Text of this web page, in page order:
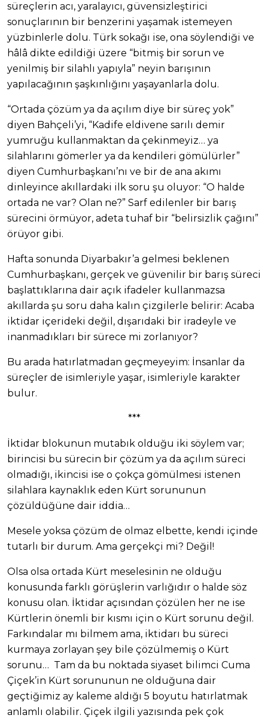
süreçlerin acı, yaralayıcı, güvensizleştirici
sonuçlarının bir benzerini yaşamak istemeyen
yüzbinlerle dolu. Türk sokağı ise, ona söylendiği ve
hâlâ dikte edildiği üzere “bitmiş bir sorun ve
yenilmiş bir silahlı yapıyla” neyin barışının
yapılacağının şaşkınlığını yaşayanlarla dolu.
“Ortada çözüm ya da açılım diye bir süreç yok”
diyen Bahçeli’yi, “Kadife eldivene sarılı demir
yumruğu kullanmaktan da çekinmeyiz… ya
silahlarını gömerler ya da kendileri gömülürler”
diyen Cumhurbaşkanı’nı ve bir de ana akımı
dinleyince akıllardaki ilk soru şu oluyor: “O halde
ortada ne var? Olan ne?” Sarf edilenler bir barış
sürecini örmüyor, adeta tuhaf bir “belirsizlik çağını”
örüyor gibi.
Hafta sonunda Diyarbakır’a gelmesi beklenen
Cumhurbaşkanı, gerçek ve güvenilir bir barış süreci
başlattıklarına dair açık ifadeler kullanmazsa
akıllarda şu soru daha kalın çizgilerle belirir: Acaba
iktidar içerideki değil, dışarıdaki bir iradeyle ve
inanmadıkları bir sürece mi zorlanıyor?
Bu arada hatırlatmadan geçmeyeyim: İnsanlar da
süreçler de isimleriyle yaşar, isimleriyle karakter
bulur.
***
İktidar blokunun mutabık olduğu iki söylem var;
birincisi bu sürecin bir çözüm ya da açılım süreci
olmadığı, ikincisi ise o çokça gömülmesi istenen
silahlara kaynaklık eden Kürt sorununun
çözüldüğüne dair iddia…
Mesele yoksa çözüm de olmaz elbette, kendi içinde
tutarlı bir durum. Ama gerçekçi mi? Değil!
Olsa olsa ortada Kürt meselesinin ne olduğu
konusunda farklı görüşlerin varlığıdır o halde söz
konusu olan. İktidar açısından çözülen her ne ise
Kürtlerin önemli bir kısmı için o Kürt sorunu değil.
Farkındalar mı bilmem ama, iktidarı bu süreci
kurmaya zorlayan şey bile çözülmemiş o Kürt
sorunu… Tam da bu noktada siyaset bilimci Cuma
Çiçek’in Kürt sorununun ne olduğuna dair
geçtiğimiz ay kaleme aldığı 5 boyutu hatırlatmak
anlamlı olabilir. Çiçek ilgili yazısında pek çok